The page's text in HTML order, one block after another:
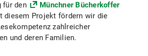
für den
Münchner Bücherkoffer
diesem Projekt fördern wir die
zahlreicher
und deren Familien.